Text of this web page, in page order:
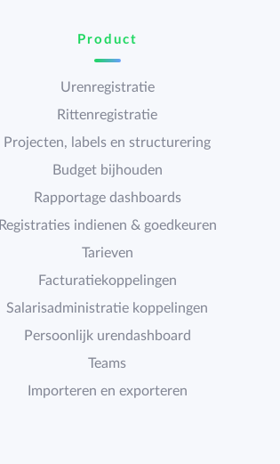
Product
Urenregistratie
Rittenregistratie
Projecten, labels en structurering
Budget bijhouden
Rapportage dashboards
Registraties indienen & goedkeuren
Tarieven
Facturatiekoppelingen
Salarisadministratie koppelingen
Persoonlijk urendashboard
Teams
Importeren en exporteren